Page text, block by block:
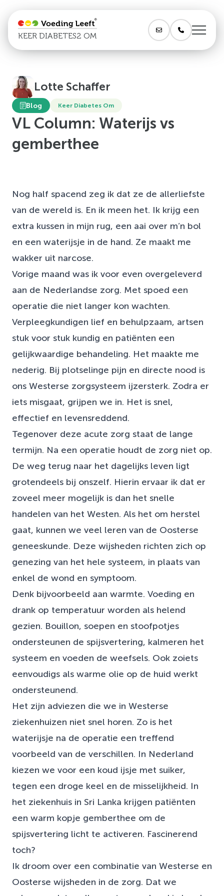
KEER DIABETES2 OM
Lotte Schaffer
Blog Keer Diabetes Om
VL Column: Waterijs vs
gemberthee
Nog half spacend zeg ik dat ze de allerliefste
van de wereld is. En ik meen het. Ik krijg een
extra kussen in mijn rug, een aai over m’n bol
en een waterijsje in de hand. Ze maakt me
wakker uit narcose.
Vorige maand was ik voor even overgeleverd
aan de Nederlandse zorg. Met spoed een
operatie die niet langer kon wachten.
Verpleegkundigen lief en behulpzaam, artsen
stuk voor stuk kundig en patiënten een
gelijkwaardige behandeling. Het maakte me
nederig. Bij plotselinge pijn en directe nood is
ons Westerse zorgsysteem ijzersterk. Zodra er
iets misgaat, grijpen we in. Het is snel,
effectief en levensreddend.
Tegenover deze acute zorg staat de lange
termijn. Na een operatie houdt de zorg niet op.
De weg terug naar het dagelijks leven ligt
grotendeels bij onszelf. Hierin ervaar ik dat er
zoveel meer mogelijk is dan het snelle
handelen van het Westen. Als het om herstel
gaat, kunnen we veel leren van de Oosterse
geneeskunde. Deze wijsheden richten zich op
genezing van het hele systeem, in plaats van
enkel de wond en symptoom.
Denk bijvoorbeeld aan warmte. Voeding en
drank op temperatuur worden als helend
gezien. Bouillon, soepen en stoofpotjes
ondersteunen de spijsvertering, kalmeren het
systeem en voeden de weefsels. Ook zoiets
eenvoudigs als warme olie op de huid werkt
ondersteunend.
Het zijn adviezen die we in Westerse
ziekenhuizen niet snel horen. Zo is het
waterijsje na de operatie een treffend
voorbeeld van de verschillen. In Nederland
kiezen we voor een koud ijsje met suiker,
tegen een droge keel en de misselijkheid. In
het ziekenhuis in Sri Lanka krijgen patiënten
een warm kopje gemberthee om de
spijsvertering licht te activeren. Fascinerend
toch?
Ik droom over een combinatie van Westerse en
Oosterse wijsheden in de zorg. Dat we